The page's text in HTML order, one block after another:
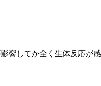
響してか全く生体反応が感